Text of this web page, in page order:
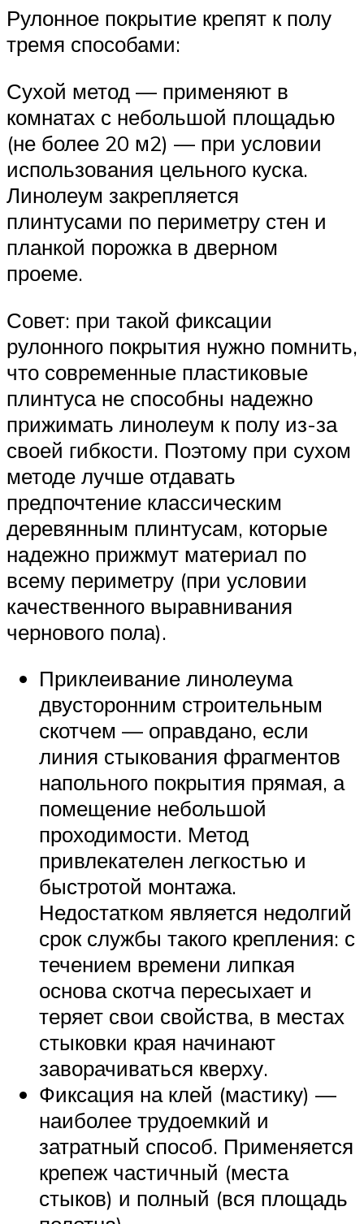
Рулонное покрытие крепят к полу
тремя способами:
Сухой метод — применяют в
комнатах с небольшой площадью
(не более 20 м2) — при условии
использования цельного куска.
Линолеум закрепляется
плинтусами по периметру стен и
планкой порожка в дверном
проеме.
Совет: при такой фиксации
рулонного покрытия нужно помнить,
что современные пластиковые
плинтуса не способны надежно
прижимать линолеум к полу из-за
своей гибкости. Поэтому при сухом
методе лучше отдавать
предпочтение классическим
деревянным плинтусам, которые
надежно прижмут материал по
всему периметру (при условии
качественного выравнивания
чернового пола).
Приклеивание линолеума
двусторонним строительным
скотчем — оправдано, если
линия стыкования фрагментов
напольного покрытия прямая, а
помещение небольшой
проходимости. Метод
привлекателен легкостью и
быстротой монтажа.
Недостатком является недолгий
срок службы такого крепления: с
течением времени липкая
основа скотча пересыхает и
теряет свои свойства, в местах
стыковки края начинают
заворачиваться кверху.
Фиксация на клей (мастику) —
наиболее трудоемкий и
затратный способ. Применяется
крепеж частичный (места
стыков) и полный (вся площадь